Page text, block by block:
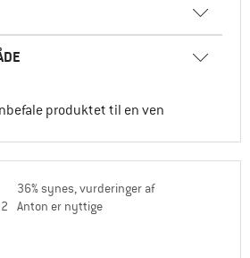
produktet til en ven
36% synes, vurderinger af
Anton er nyttige